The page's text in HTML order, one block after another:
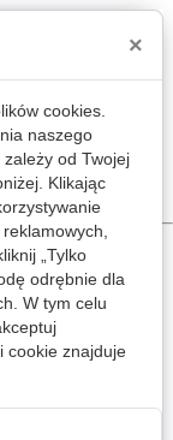
×
cookies.
naszego
od Twojej
Klikając
„Tylko
odrębnie dla
W tym celu
cookie znajduje